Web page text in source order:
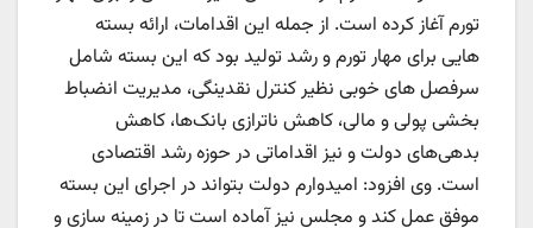
تورم آغاز کرده است. از جمله این اقدامات، ارائه بسته
هایی برای مهار تورم و رشد تولید بود که این بسته شامل
سرفصل های خوبی نظیر کنترل نقدینگی، مدیریت انضباط
بخشی پولی و مالی، کاهش ناترازی بانک‌ها، کاهش
بدهی‌های دولت و نیز اقداماتی در حوزه رشد اقتصادی
است. وی افزود: امیدوارم دولت بتواند در اجرای این بسته
موفق عمل کند و مجلس نیز آماده است تا در زمینه سازی و